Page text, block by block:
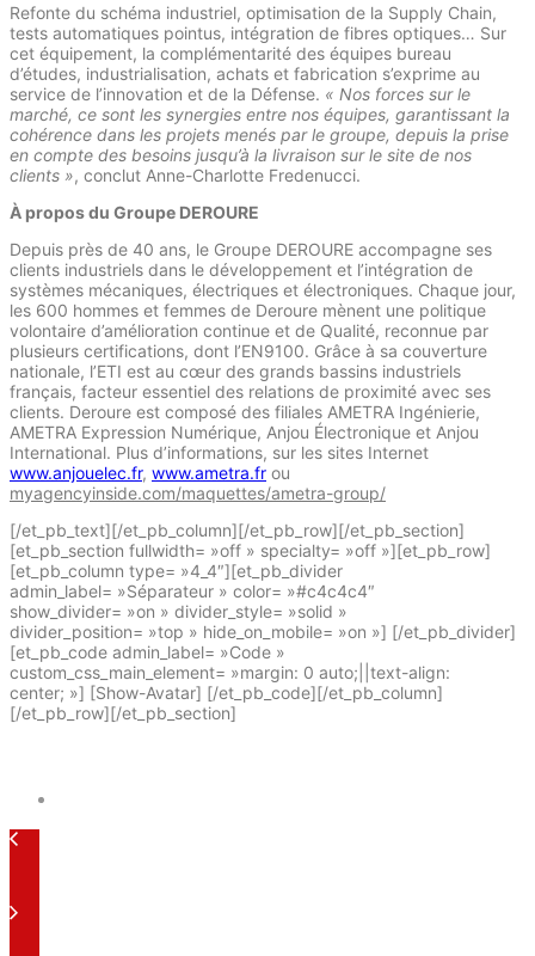
Refonte du schéma industriel, optimisation de la Supply Chain,
tests automatiques pointus, intégration de fibres optiques… Sur
cet équipement, la complémentarité des équipes bureau
d’études, industrialisation, achats et fabrication s’exprime au
service de l’innovation et de la Défense. « Nos forces sur le
marché, ce sont les synergies entre nos équipes, garantissant la
cohérence dans les projets menés par le groupe, depuis la prise
en compte des besoins jusqu’à la livraison sur le site de nos
clients », conclut Anne-Charlotte Fredenucci.
À propos du Groupe DEROURE
Depuis près de 40 ans, le Groupe DEROURE accompagne ses
clients industriels dans le développement et l’intégration de
systèmes mécaniques, électriques et électroniques. Chaque jour,
les 600 hommes et femmes de Deroure mènent une politique
volontaire d’amélioration continue et de Qualité, reconnue par
plusieurs certifications, dont l’EN9100. Grâce à sa couverture
nationale, l’ETI est au cœur des grands bassins industriels
français, facteur essentiel des relations de proximité avec ses
clients. Deroure est composé des filiales AMETRA Ingénierie,
AMETRA Expression Numérique, Anjou Électronique et Anjou
International. Plus d’informations, sur les sites Internet
www.anjouelec.fr, www.ametra.fr ou
myagencyinside.com/maquettes/ametra-group/
[/et_pb_text][/et_pb_column][/et_pb_row][/et_pb_section]
[et_pb_section fullwidth= »off » specialty= »off »][et_pb_row]
[et_pb_column type= »4_4″][et_pb_divider
admin_label= »Séparateur » color= »#c4c4c4″
show_divider= »on » divider_style= »solid »
divider_position= »top » hide_on_mobile= »on »] [/et_pb_divider]
[et_pb_code admin_label= »Code »
custom_css_main_element= »margin: 0 auto;||text-align:
center; »] [Show-Avatar] [/et_pb_code][/et_pb_column]
[/et_pb_row][/et_pb_section]